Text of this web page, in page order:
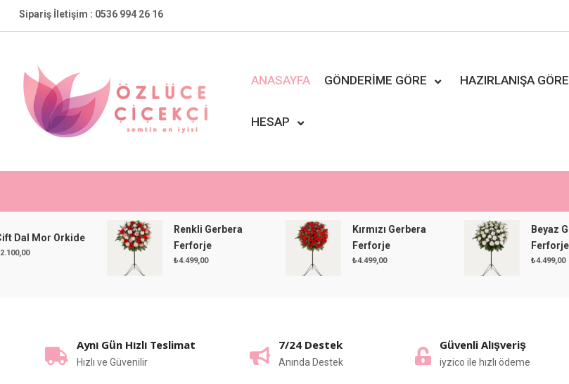
Skip
to
Sipariş İletişim : 0536 994 26 16
ANASAYFA GÖNDERIME GÖRE HAZIRLANIŞA GÖRE
HESAP
Orkide
Renkli Gerbera
Ferforje
4.499,00
Kırmızı Gerbera
Ferforje
4.499,00
Beyaz Gerbera
Ferforje
4.499,00
Aynı Gün Hızlı Teslimat
Hızlı ve Güvenilir
7/24 Destek
Anında Destek
Güvenli Alışveriş
iyzico ile hızlı ödeme